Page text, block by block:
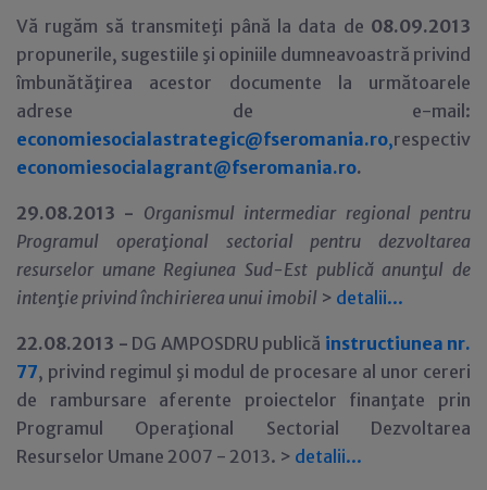
Vă rugăm să transmiteţi până la data de 08.09.2013
propunerile, sugestiile şi opiniile dumneavoastră privind
îmbunătăţirea acestor documente la următoarele
adrese de e-mail:
economiesocialastrategic@fseromania.ro,respectiv
economiesocialagrant@fseromania.ro.
29.08.2013 - Organismul intermediar regional pentru
Programul operaţional sectorial pentru dezvoltarea
resurselor umane Regiunea Sud-Est publică anunţul de
intenţie privind închirierea unui imobil > detalii...
22.08.2013 - DG AMPOSDRU publică instructiunea nr.
77, privind regimul şi modul de procesare al unor cereri
de rambursare aferente proiectelor finanţate prin
Programul Operaţional Sectorial Dezvoltarea
Resurselor Umane 2007 - 2013. > detalii...